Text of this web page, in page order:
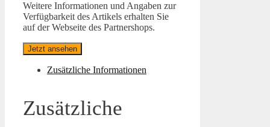
Weitere Informationen und Angaben zur
Verfügbarkeit des Artikels erhalten Sie
auf der Webseite des Partnershops.
Jetzt ansehen
Zusätzliche Informationen
Zusätzliche